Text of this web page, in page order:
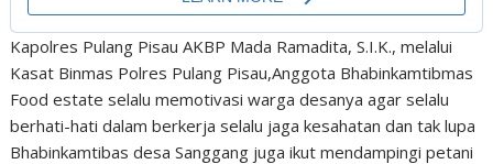
Kapolres Pulang Pisau AKBP Mada Ramadita, S.I.K., melalui
Kasat Binmas Polres Pulang Pisau,Anggota Bhabinkamtibmas
Food estate selalu memotivasi warga desanya agar selalu
berhati-hati dalam berkerja selalu jaga kesahatan dan tak lupa
Bhabinkamtibas desa Sanggang juga ikut mendampingi petani